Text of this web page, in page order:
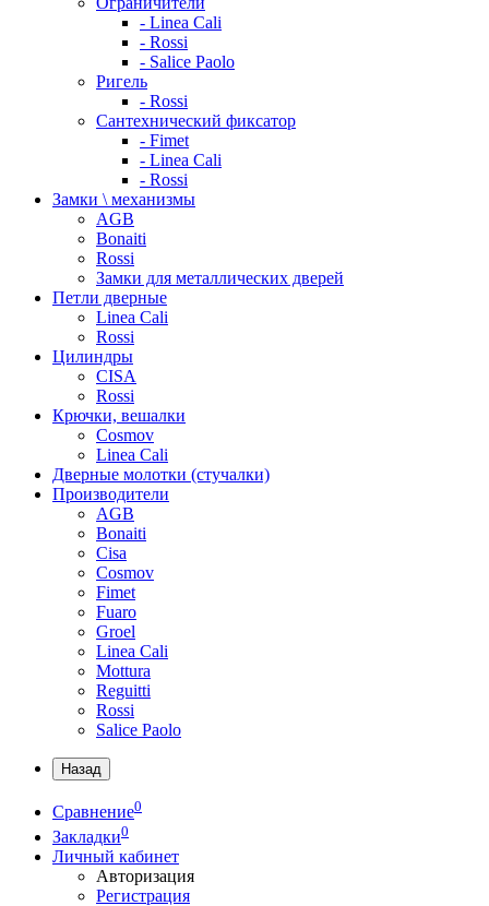
- Linea Cali
- Rossi
- Salice Paolo
Ригель
- Rossi
Сантехнический фиксатор
- Fimet
- Linea Cali
- Rossi
Замки \ механизмы
AGB
Bonaiti
Rossi
Замки для металлических дверей
Петли дверные
Linea Cali
Rossi
Цилиндры
CISA
Rossi
Крючки, вешалки
Cosmov
Linea Cali
Дверные молотки (стучалки)
Производители
AGB
Bonaiti
Cisa
Cosmov
Fimet
Fuaro
Groel
Linea Cali
Mottura
Reguitti
Rossi
Salice Paolo
Назад
Сравнение0
Закладки0
Личный кабинет
Авторизация
Регистрация